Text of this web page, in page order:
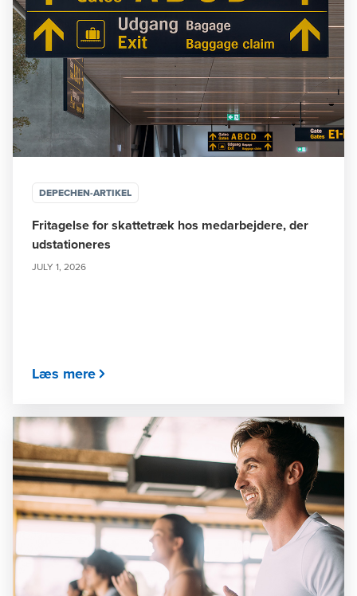
DEPECHEN-ARTIKEL
Fritagelse for skattetræk hos medarbejdere, der
udstationeres
JULY 1, 2026
Læs mere